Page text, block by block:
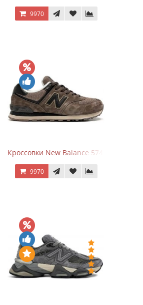
9970
Кроссовки New Balance 574 Umber Black
9970